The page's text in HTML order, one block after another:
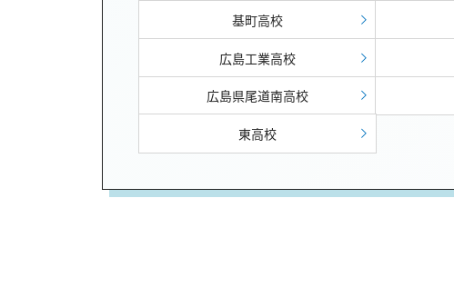
基町高校
広島工業高校
広島県尾道南高校
東高校